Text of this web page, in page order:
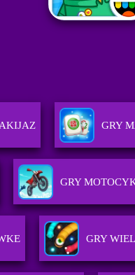
GRY
GRY
GRY